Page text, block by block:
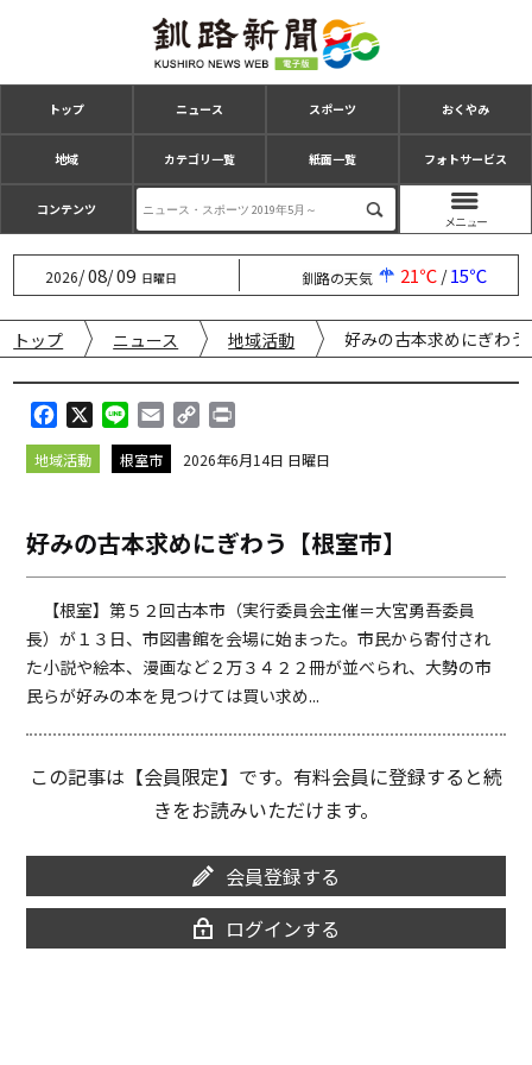
トップ ニュース スポーツ おくやみ
地域 カテゴリ一覧 紙面一覧 フォトサービス
コンテンツ
2026/08/09 日曜日 釧路の天気 21℃/15℃
トップ ニュース 地域活動 好みの古本求めにぎわ
a
c
o
o
k
i
n
m
a
p
i
n
k
i
地域活動 根室市 2026年6月14日 日曜日
好みの古本求めにぎわう【根室市】
【根室】第５２回古本市（実行委員会主催＝大宮勇吾委員
長）が１３日、市図書館を会場に始まった。市民から寄付され
た小説や絵本、漫画など２万３４２２冊が並べられ、大勢の市
民らが好みの本を見つけては買い求め...
この記事は【会員限定】です。有料会員に登録すると続
きをお読みいただけます。
会員登録する
ログインする